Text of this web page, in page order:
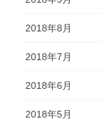
2018年8月
2018年7月
2018年6月
2018年5月